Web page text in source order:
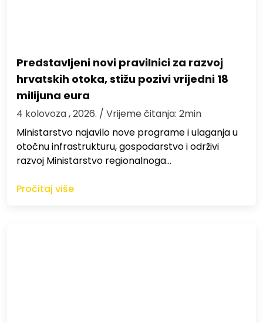
Predstavljeni novi pravilnici za razvoj
hrvatskih otoka, stižu pozivi vrijedni 18
milijuna eura
4 kolovoza , 2026. / Vrijeme čitanja: 2min
Ministarstvo najavilo nove programe i ulaganja u
otočnu infrastrukturu, gospodarstvo i održivi
razvoj Ministarstvo regionalnoga…
Pročitaj više